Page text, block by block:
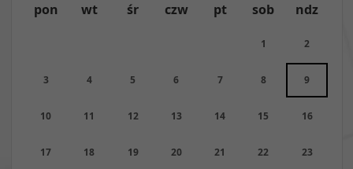
pon wt śr czw pt sob ndz
1 2
3 4 5 6 7 8 9
10 11 12 13 14 15 16
17 18 19 20 21 22 23